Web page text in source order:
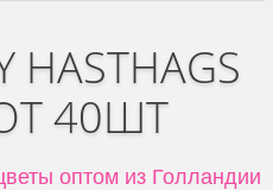
HASTHAGS
40ШТ
оптом из Голландии